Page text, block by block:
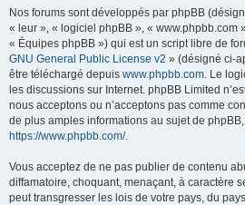
Nos forums sont développés par phpBB
« leur », « logiciel phpBB », « www.phpbb.com
« Équipes phpBB ») qui est un script libre de
GNU General Public License v2 » (désigné ci-
être téléchargé depuis www.phpbb.com. Le
les discussions sur Internet. phpBB Limited
nous acceptons ou n’acceptons pas comme
de plus amples informations au sujet de
https://www.phpbb.com/.
Vous acceptez de ne pas publier de contenu
diffamatoire, choquant, menaçant, à caractère
peut transgresser les lois de votre pays, du